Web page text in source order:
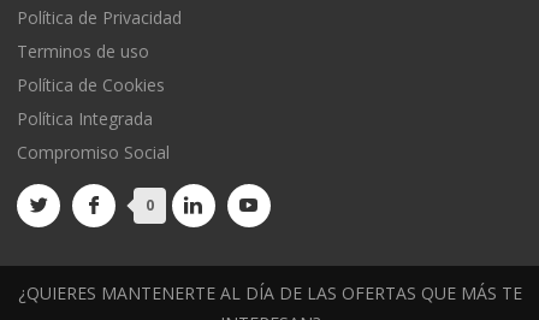
Política de Privacidad
Terminos de uso
Política de Cookies
Política Integrada
Compromiso Social
0
¿QUIERES MANTENERTE AL DÍA DE LAS OFERTAS QUE MÁS TE